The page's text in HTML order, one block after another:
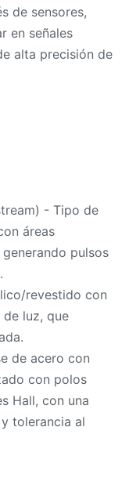
de sensores,
en señales
alta precisión de
- Tipo de
áreas
pulsos
revestido con
luz, que
de acero con
con polos
Hall, con una
tolerancia al